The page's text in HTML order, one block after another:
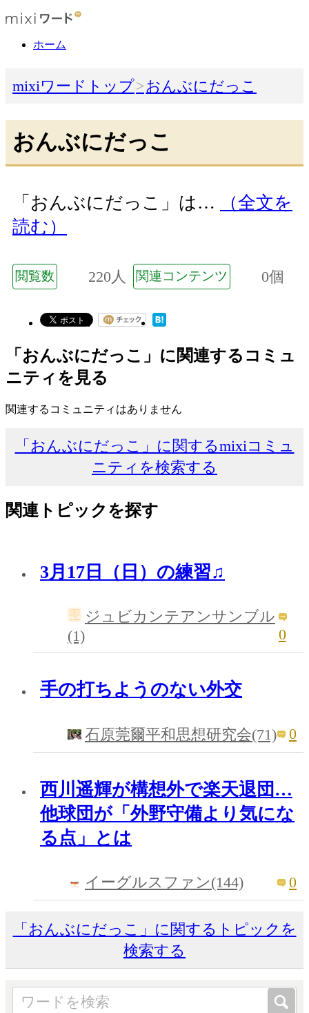
ホーム
mixiワードトップ おんぶにだっこ
おんぶにだっこ
「おんぶにだっこ」は…
（全文を
読む）
閲覧数 220人 関連コンテンツ 0個
「おんぶにだっこ」に関連するコミュ
ニティを見る
関連するコミュニティはありません
「おんぶにだっこ」に関するmixiコミュ
ニティを検索する
関連トピックを探す
3月17日（日）の練習♫
ジュビカンテアンサンブル
(1)
0
手の打ちようのない外交
石原莞爾平和思想研究会(71) 0
西川遥輝が構想外で楽天退団…
他球団が「外野守備より気にな
る点」とは
イーグルスファン(144) 0
「おんぶにだっこ」に関するトピックを
検索する